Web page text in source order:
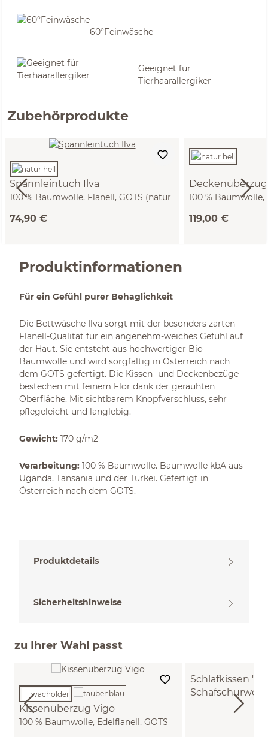
60°Feinwäsche
Geeignet für
Tierhaarallergiker
Zubehörprodukte
Spannleintuch Ilva
100 % Baumwolle, Flanell, GOTS (natur
74,90 €
100 % Baumwolle,
119,00 €
Produktinformationen
Für ein Gefühl purer Behaglichkeit
Die Bettwäsche Ilva sorgt mit der besonders zarten
Flanell-Qualität für ein angenehm-weiches Gefühl auf
der Haut. Sie entsteht aus hochwertiger Bio-
Baumwolle und wird sorgfältig in Österreich nach
dem GOTS gefertigt. Die Kissen- und Deckenbezüge
bestechen mit feinem Flor dank der gerauhten
Oberfläche. Mit sichtbarem Knopfverschluss, sehr
pflegeleicht und langlebig.
Gewicht: 170 g/m2
Verarbeitung: 100 % Baumwolle. Baumwolle kbA aus
Uganda, Tansania und der Türkei. Gefertigt in
Österreich nach dem GOTS.
Produktdetails
Sicherheitshinweise
zu Ihrer Wahl passt
Kissenüberzug Vigo
100 % Baumwolle, Edelflanell, GOTS
Schlafkissen
Schafschurwolle
(40 x 60 cm)